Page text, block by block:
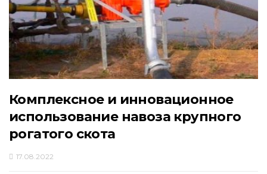
Комплексное и инновационное
использование навоза крупного
рогатого скота
17.08.2022